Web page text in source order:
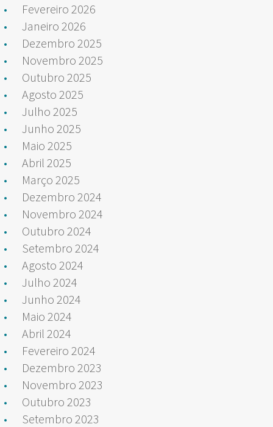
Fevereiro 2026
Janeiro 2026
Dezembro 2025
Novembro 2025
Outubro 2025
Agosto 2025
Julho 2025
Junho 2025
Maio 2025
Abril 2025
Março 2025
Dezembro 2024
Novembro 2024
Outubro 2024
Setembro 2024
Agosto 2024
Julho 2024
Junho 2024
Maio 2024
Abril 2024
Fevereiro 2024
Dezembro 2023
Novembro 2023
Outubro 2023
Setembro 2023